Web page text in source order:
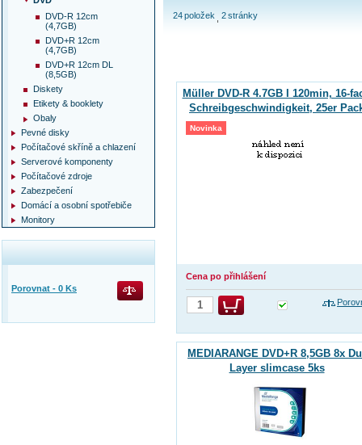
24položek 2stránky
Müller DVD-R 4.7GB I 120min, 16-
Schreibgeschwindigkeit, 25er
Cena po přihlášení
Novinka
MEDIARANGE DVD+R 8,5GB 8x
Layer slimcase 5ks
DVD-R 12cm
(4,7GB)
DVD+R 12cm
(4,7GB)
DVD+R 12cm DL
(8,5GB)
Diskety
Etikety & booklety
Obaly
Pevné disky
Počítačové skříně a chlazení
Serverové komponenty
Počítačové zdroje
Zabezpečení
Domácí a osobní spotřebiče
Monitory
Porovnat - 0 Ks